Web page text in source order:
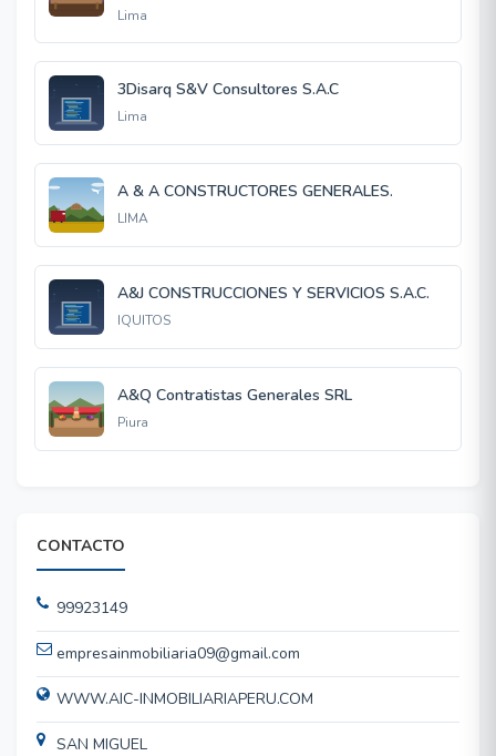
Lima
3Disarq S&V Consultores S.A.C
Lima
A & A CONSTRUCTORES GENERALES.
LIMA
A&J CONSTRUCCIONES Y SERVICIOS S.A.C.
IQUITOS
A&Q Contratistas Generales SRL
Piura
CONTACTO
99923149
empresainmobiliaria09@gmail.com
WWW.AIC-INMOBILIARIAPERU.COM
SAN MIGUEL